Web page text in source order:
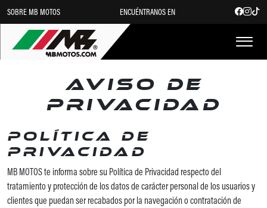
SOBRE MB MOTOS ENCUÉNTRANOS EN
Aviso de
privacidad
Política de
Privacidad
MB MOTOS te informa sobre su Política de Privacidad respecto del
tratamiento y protección de los datos de carácter personal de los usuarios y
clientes que puedan ser recabados por la navegación o contratación de